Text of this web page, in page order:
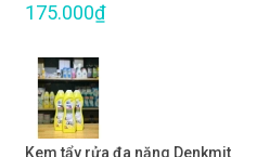
175.000₫
Kem tẩy rửa đa năng Denkmit